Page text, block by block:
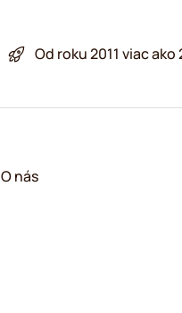
Od roku 2011 viac
O nás